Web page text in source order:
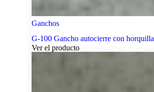
Ganchos
G-100 Gancho autocierre con horquilla
Ver el producto